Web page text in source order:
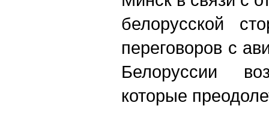
белорусской
переговоров с
Белоруссии
которые